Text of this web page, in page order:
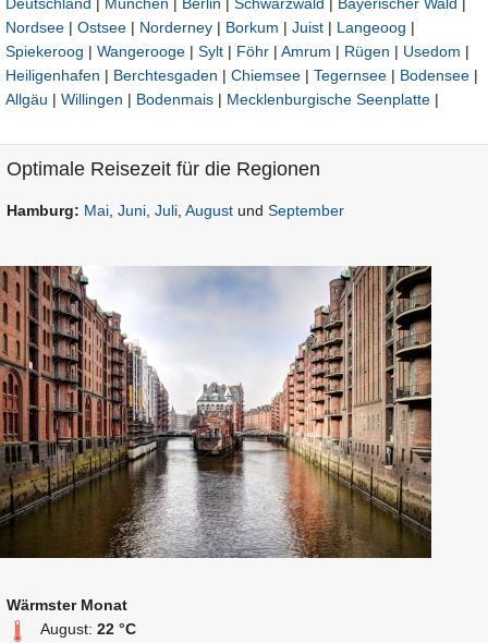
Deutschland | München | Berlin | Schwarzwald | Bayerischer Wald |
Nordsee | Ostsee | Norderney | Borkum | Juist | Langeoog |
Spiekeroog | Wangerooge | Sylt | Föhr | Amrum | Rügen | Usedom |
Heiligenhafen | Berchtesgaden | Chiemsee | Tegernsee | Bodensee |
Allgäu | Willingen | Bodenmais | Mecklenburgische Seenplatte |
Optimale Reisezeit für die Regionen
Hamburg: Mai, Juni, Juli, August und September
Wärmster Monat
August: 22 °C